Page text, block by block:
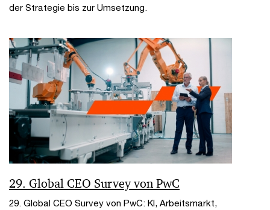
der Strategie bis zur Umsetzung.
29. Global CEO Survey von PwC
29. Global CEO Survey von PwC: KI, Arbeitsmarkt,